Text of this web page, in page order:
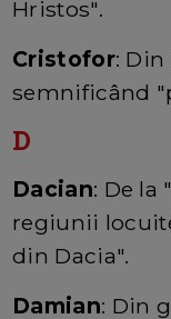
Hristos".
Cristofor: Din
semnificând
D
Dacian: De la
regiunii
din Dacia".
Damian: Din